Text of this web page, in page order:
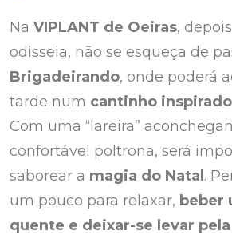
Na VIPLANT de Oeiras,
odisseia, não se esqueça de
Brigadeirando, onde poderá
tarde num cantinho
Com uma “lareira”
confortável poltrona, será
saborear a magia do Natal .
um pouco para relaxar, beber
quente e deixar-se levar